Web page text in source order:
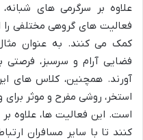
علاوه بر سرگرمی های
فعالیت های گروهی مختلفی
کمک می کنند. به عنوان
فضایی آرام و سرسبز،
استخر، روشی مفرح و موثر
است. این فعالیت ها، علاوه
کنند تا با سایر مسافران